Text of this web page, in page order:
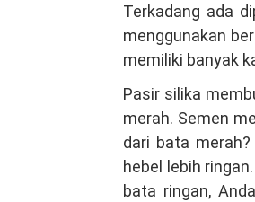
Terkadang ada
menggunakan
memiliki banyak
Pasir silika
merah. Semen
dari bata
hebel lebih
bata ringan,